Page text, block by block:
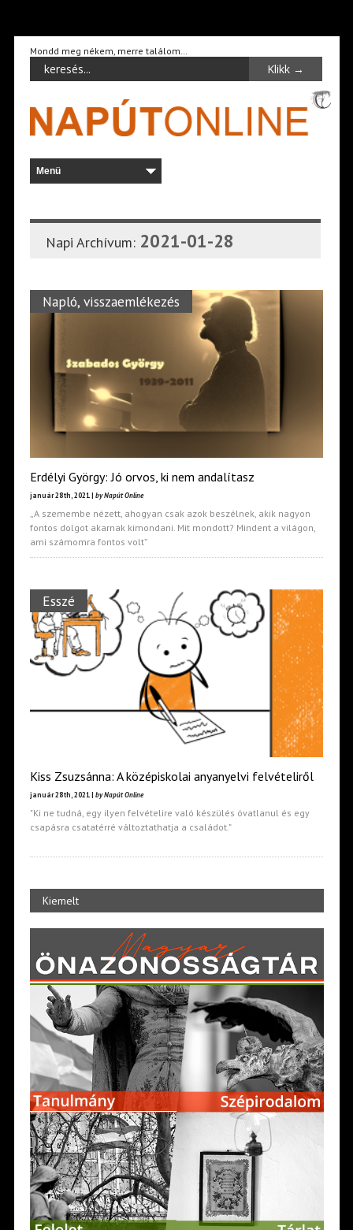
Mondd meg nékem, merre találom…
Napi Archívum: 2021-01-28
Napló, visszaemlékezés
Erdélyi György: Jó orvos, ki nem andalítasz
január 28th, 2021 | by Napút Online
„A szemembe nézett, ahogyan csak azok beszélnek, akik nagyon
fontos dolgot akarnak kimondani. Mit mondott? Mindent a világon,
ami számomra fontos volt”
Esszé
Kiss Zsuzsánna: A középiskolai anyanyelvi felvételiről
január 28th, 2021 | by Napút Online
"Ki ne tudná, egy ilyen felvételire való készülés óvatlanul és egy
csapásra csatatérré változtathatja a családot."
Kiemelt